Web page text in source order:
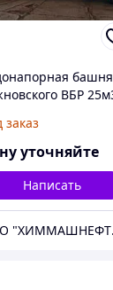
башня
ВБР
заказ
уточняйте
Написать
ООО